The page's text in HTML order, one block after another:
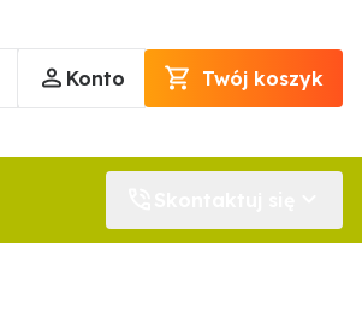
Konto Twój koszyk